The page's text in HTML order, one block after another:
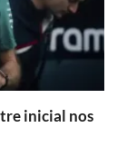
inicial nos